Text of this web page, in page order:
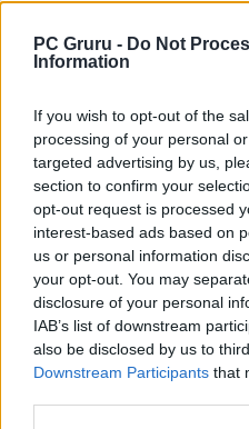
PC Gruru - Do Not
Information
If you wish to opt-out of the
processing of your personal
targeted advertising by us,
section to confirm your
opt-out request is processed
interest-based ads based on
us or personal information
your opt-out. You may
disclosure of your personal
IAB’s list of downstream
also be disclosed by us to
Downstream Participants that
a Google-ben.
KAPCSOLÓDÓ HÍREK
James Cameron
mindenkit: tilos
Avatar: Tűz és
LEGFRISSEBB VIDEÓNK